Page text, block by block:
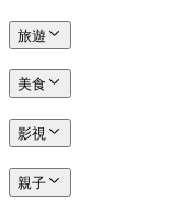
旅遊
美食
影視
親子